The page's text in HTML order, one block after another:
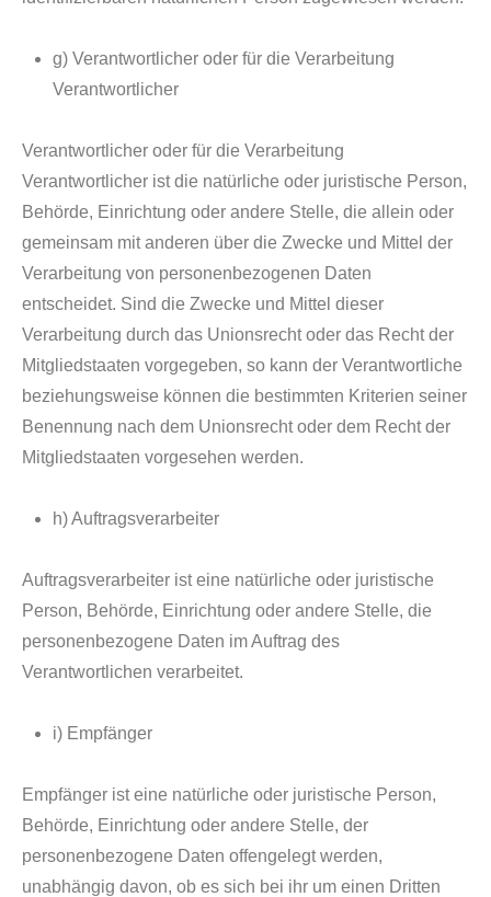
g) Verantwortlicher oder für die Verarbeitung
Verantwortlicher
Verantwortlicher oder für die Verarbeitung
Verantwortlicher ist die natürliche oder juristische Person,
Behörde, Einrichtung oder andere Stelle, die allein oder
gemeinsam mit anderen über die Zwecke und Mittel der
Verarbeitung von personenbezogenen Daten
entscheidet. Sind die Zwecke und Mittel dieser
Verarbeitung durch das Unionsrecht oder das Recht der
Mitgliedstaaten vorgegeben, so kann der Verantwortliche
beziehungsweise können die bestimmten Kriterien seiner
Benennung nach dem Unionsrecht oder dem Recht der
Mitgliedstaaten vorgesehen werden.
h) Auftragsverarbeiter
Auftragsverarbeiter ist eine natürliche oder juristische
Person, Behörde, Einrichtung oder andere Stelle, die
personenbezogene Daten im Auftrag des
Verantwortlichen verarbeitet.
i) Empfänger
Empfänger ist eine natürliche oder juristische Person,
Behörde, Einrichtung oder andere Stelle, der
personenbezogene Daten offengelegt werden,
unabhängig davon, ob es sich bei ihr um einen Dritten